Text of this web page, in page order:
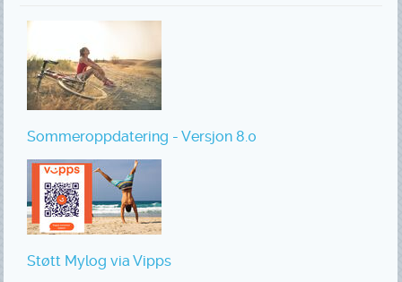
Sommeroppdatering - Versjon 8.0
Støtt Mylog via Vipps